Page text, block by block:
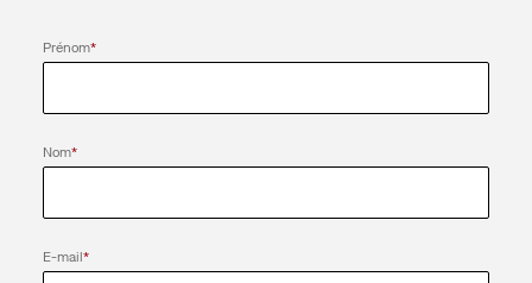
Prénom*
Nom*
E-mail*